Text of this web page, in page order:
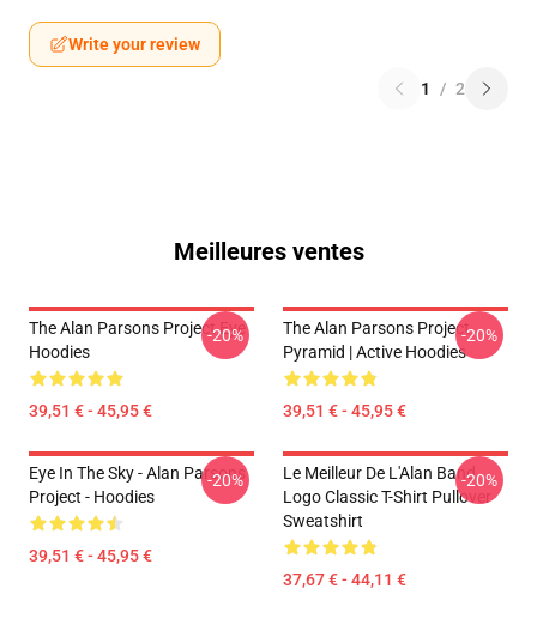
Write your review
1 / 2
Meilleures ventes
The Alan Parsons Project Eye
Hoodies
39,51 € - 45,95 €
-20%
The Alan Parsons Project
Pyramid | Active Hoodies
39,51 € - 45,95 €
-20%
Eye In The Sky - Alan Parsons
Project - Hoodies
39,51 € - 45,95 €
-20%
Le Meilleur De L'Alan Band
Logo Classic T-Shirt Pullover
Sweatshirt
37,67 € - 44,11 €
-20%